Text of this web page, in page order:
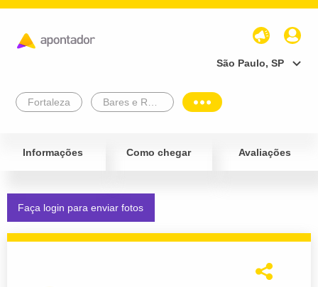
São Paulo, SP
Fortaleza
Informações Como chegar Avaliações
Faça login para enviar fotos